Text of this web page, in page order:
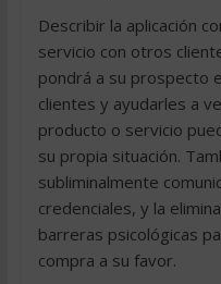
Describir la aplicación
servicio con otros
pondrá a su prospecto
clientes y ayudarles a
producto o servicio
su propia situación.
subliminalmente
credenciales, y la
barreras psicológicas
compra a su favor.